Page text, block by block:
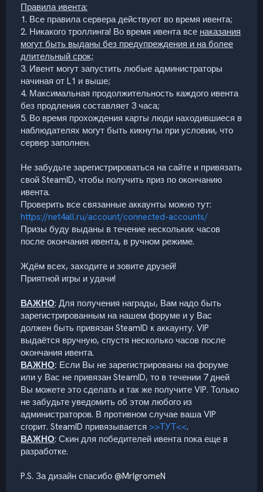
Правила ивента:
1. Все правила сервера действуют во время ивента;
2. Никакого троллинга! Во время ивента все наказания
могут быть выданы без предупреждения и на более
длительный срок;
3. Ивент могут запустить любые администраторы
начиная от L1 и выше;
4. Максимальная продолжительность каждого ивента
без продления составляет 3 часа;
5. Во время прохождения карты люди находившиеся в
наблюдателях могут быть кикнуты при условии, что
сервер заполнен.
Не забудьте зарегистрироваться на сайте и привязать
свой SteamID, чтобы получить приз по окончанию
ивента.
Проверить все связанные аккаунты можно тут:
https://net4all.ru/account/connected-accounts/
Призы буду выданы в течение нескольких часов
после окончания ивента, в ручном режиме.
Ждём всех, заходите и зовите друзей!
Приятной игры и удачи!
ВАЖНО: Для получения награды, Вам надо быть
зарегистрированным на нашем форуме и у Вас
должен быть привязан SteamID к аккаунту. VIP
выдаётся вручную, спустя несколько часов после
окончания ивента.
ВАЖНО: Если Вы не зарегистрированы на форуме
или у Вас не привязан SteamID, то в течении 7 дней
Вы можете это сделать и так же получите VIP. Только
не забудьте уведомить об этом любого из
администраторов. В противном случае ваша VIP
сгорит. SteamID привязывается >>ТУТ<<.
ВАЖНО: Скин для победителей ивента пока еще в
разработке.
P.S. За дизайн спасибо @MrIgromeN